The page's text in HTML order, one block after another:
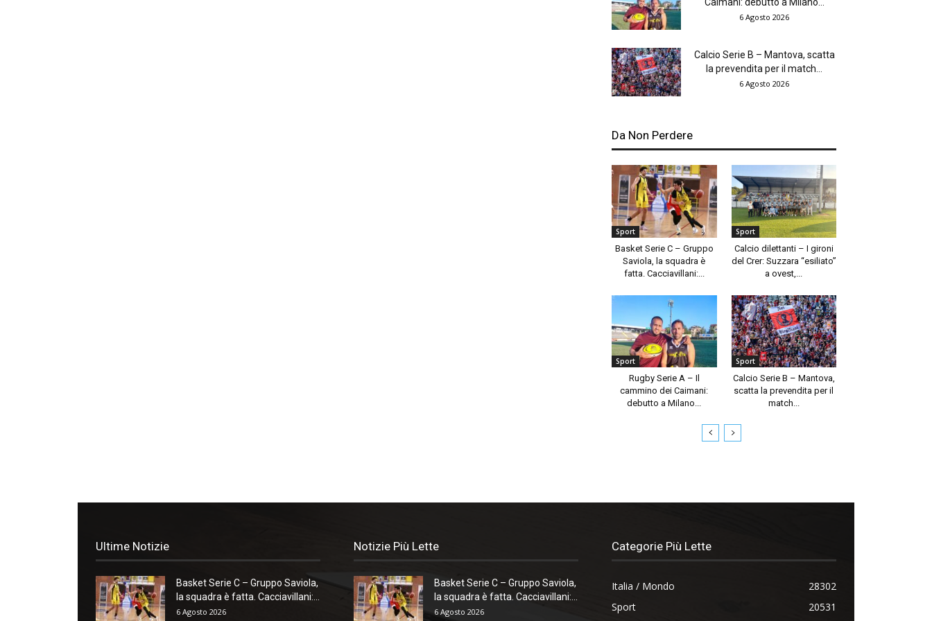
Caimani: debutto a Milano...
6 Agosto 2026
Calcio Serie B – Mantova, scatta
la prevendita per il match...
6 Agosto 2026
Da Non Perdere
Sport
Basket Serie C – Gruppo
Saviola, la squadra è
fatta. Cacciavillani:...
Sport
Calcio dilettanti – I gironi
del Crer: Suzzara “esiliato”
a ovest,...
Sport
Rugby Serie A – Il
cammino dei Caimani:
debutto a Milano...
Sport
Calcio Serie B – Mantova,
scatta la prevendita per il
match...
Ultime Notizie
Basket Serie C – Gruppo Saviola,
la squadra è fatta. Cacciavillani:...
6 Agosto 2026
Notizie Più Lette
Basket Serie C – Gruppo Saviola,
la squadra è fatta. Cacciavillani:...
6 Agosto 2026
Categorie Più Lette
Italia / Mondo
28302
Sport
20531